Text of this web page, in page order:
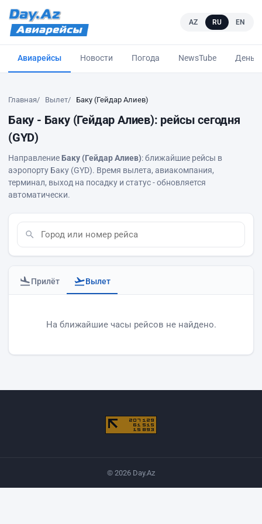
AZ RU EN
Авиарейсы Новости Погода NewsTube
Главная Вылет Баку (Гейдар Алиев)
Баку - Баку (Гейдар Алиев): рейсы сегодня
(GYD)
НаправлениеБаку (Гейдар Алиев): ближайшие рейсы в
аэропорту Баку (GYD). Время вылета, авиакомпания,
терминал, выход на посадку и статус - обновляется
автоматически.
Прилёт Вылет
На ближайшие часы рейсов не найдено.
© 2026 Day.Az